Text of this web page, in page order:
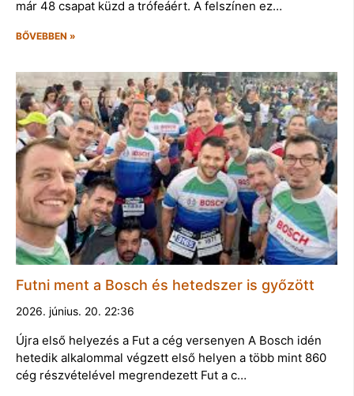
már 48 csapat küzd a trófeáért. A felszínen ez…
BŐVEBBEN »
Futni ment a Bosch és hetedszer is győzött
2026. június. 20. 22:36
Újra első helyezés a Fut a cég versenyen A Bosch idén
hetedik alkalommal végzett első helyen a több mint 860
cég részvételével megrendezett Fut a c…